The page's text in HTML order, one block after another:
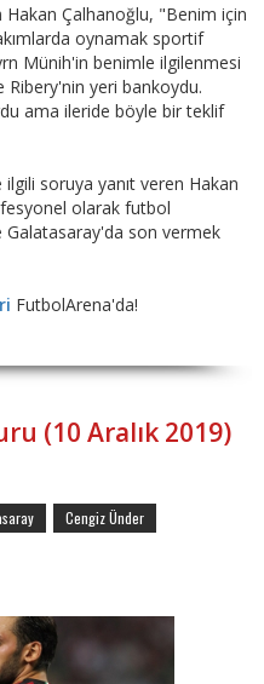
Çalhanoğlu, "Benim için
oynamak sportif
Münih'in benimle ilgilenmesi
yeri bankoydu.
ama ileride böyle bir teklif
soruya yanıt veren Hakan
olarak futbol
Galatasaray'da son vermek
FutbolArena'da!
(10 Aralık 2019)
Cengiz Ünder